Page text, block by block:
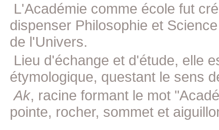
L'Académie comme école fut
dispenser Philosophie et
de l'Univers.
Lieu d'échange et d'étude, elle
étymologique, questant le sens
Ak, racine formant le mot
pointe, rocher, sommet et